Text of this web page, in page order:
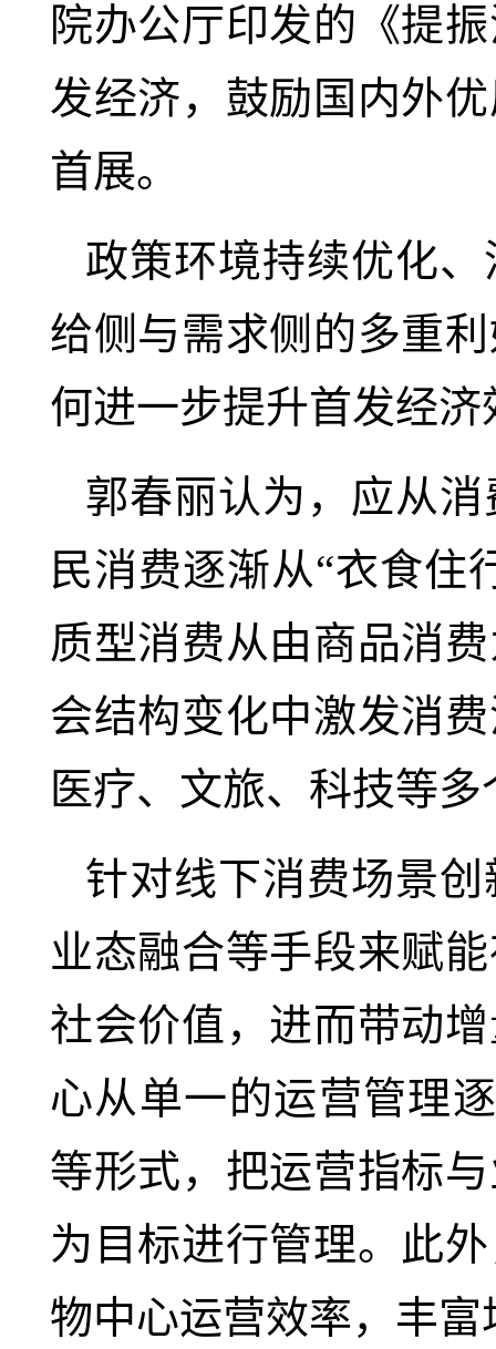
院办公厅印发的《提
发经济，鼓励国内外
首展。
政策环境持续优化
给侧与需求侧的多重
何进一步提升首发经济
郭春丽认为，应从
民消费逐渐从“衣食住
质型消费从由商品消
会结构变化中激发消
医疗、文旅、科技等
针对线下消费场景
业态融合等手段来赋
社会价值，进而带动
心从单一的运营管理
等形式，把运营指标
为目标进行管理。此
物中心运营效率，丰